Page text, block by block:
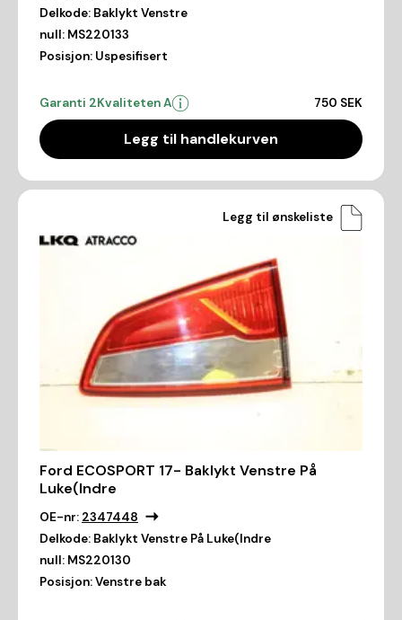
Delkode: Baklykt Venstre
null: MS220133
Posisjon: Uspesifisert
Garanti 2Kvaliteten A 750 SEK
Legg til handlekurven
Legg til ønskeliste
Ford ECOSPORT 17- Baklykt Venstre På
Luke(Indre
OE-nr: 2347448
Delkode: Baklykt Venstre På Luke(Indre
null: MS220130
Posisjon:Venstre bak